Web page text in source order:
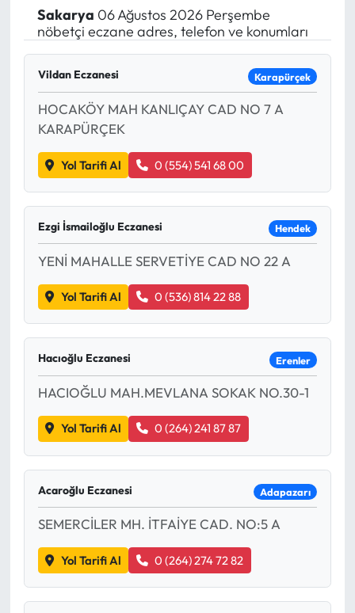
Sakarya 06 Ağustos 2026 Perşembe
nöbetçi eczane adres, telefon ve konumları
Vildan Eczanesi Karapürçek
HOCAKÖY MAH KANLIÇAY CAD NO 7 A
KARAPÜRÇEK
Yol Tarifi Al 0 (554) 541 68 00
Ezgi İsmailoğlu Eczanesi Hendek
YENİ MAHALLE SERVETİYE CAD NO 22 A
Yol Tarifi Al 0 (536) 814 22 88
Hacıoğlu Eczanesi Erenler
HACIOĞLU MAH.MEVLANA SOKAK NO.30-1
Yol Tarifi Al 0 (264) 241 87 87
Acaroğlu Eczanesi Adapazarı
SEMERCİLER MH. İTFAİYE CAD. NO:5 A
Yol Tarifi Al 0 (264) 274 72 82
Yargı Kararları
Araştırma-Rapor